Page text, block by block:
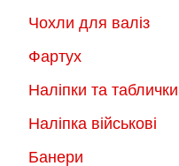
Чохли для валіз
Фартух
Наліпки та таблички
Наліпка військові
Банери